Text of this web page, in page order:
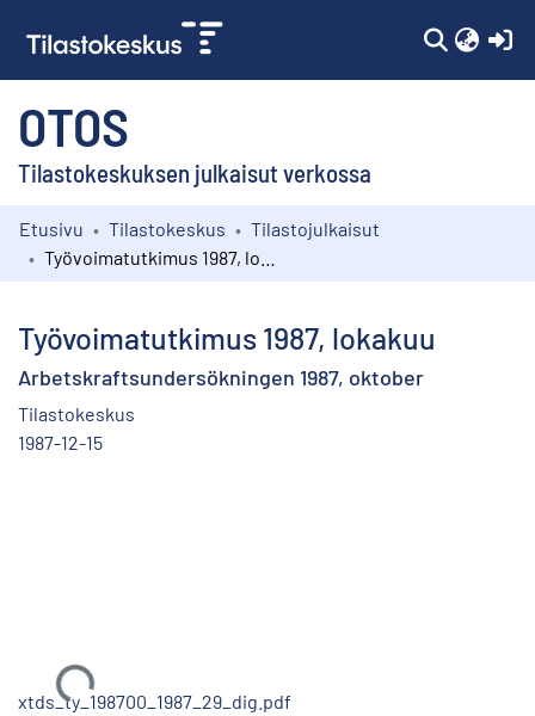
OTOS
Tilastokeskuksen julkaisut verkossa
Kokoelmat
Etusivu Tilastokeskus
Tilastojulkaisut
Työvoimatutkimus 1987, lokakuu
Arbetskraftsundersökningen 1987, oktober
Tilastokeskus
1987-12-15
xtds_ty_198700_1987_29_dig.pdf